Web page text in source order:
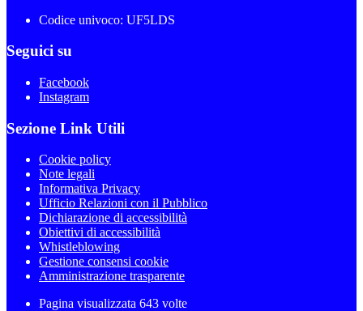
Codice univoco: UF5LDS
Seguici su
Facebook
Instagram
Sezione Link Utili
Cookie policy
Note legali
Informativa Privacy
Ufficio Relazioni con il Pubblico
Dichiarazione di accessibilità
Obiettivi di accessibilità
Whistleblowing
Gestione consensi cookie
Amministrazione trasparente
Pagina visualizzata 643 volte